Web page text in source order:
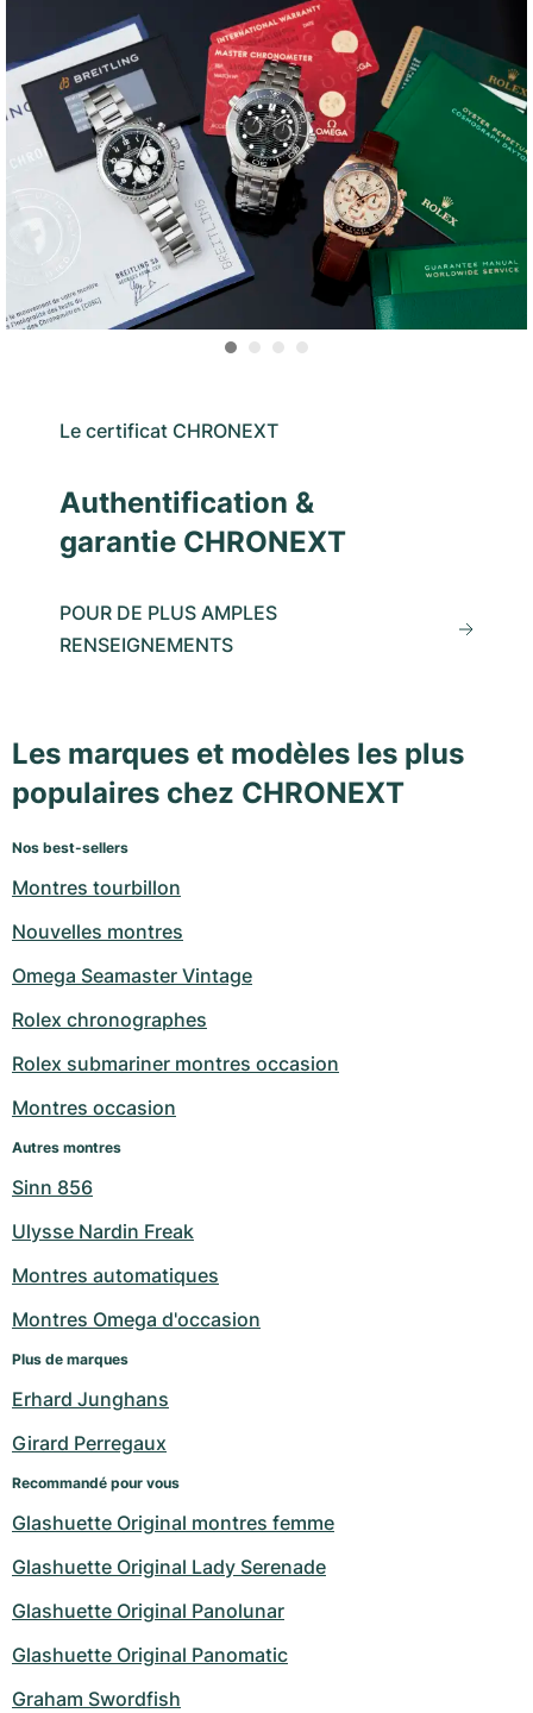
Le certificat CHRONEXT
Authentification &
garantie CHRONEXT
POUR DE PLUS AMPLES
RENSEIGNEMENTS
Les marques et modèles les plus
populaires chez CHRONEXT
Nos best-sellers
Montres tourbillon
Nouvelles montres
Omega Seamaster Vintage
Rolex chronographes
Rolex submariner montres occasion
Montres occasion
Autres montres
Sinn 856
Ulysse Nardin Freak
Montres automatiques
Montres Omega d'occasion
Plus de marques
Erhard Junghans
Girard Perregaux
Recommandé pour vous
Glashuette Original montres femme
Glashuette Original Lady Serenade
Glashuette Original Panolunar
Glashuette Original Panomatic
Graham Swordfish